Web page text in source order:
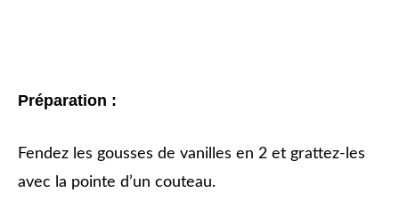
Préparation :
Fendez les gousses de vanilles en 2 et grattez-les
avec la pointe d’un couteau.